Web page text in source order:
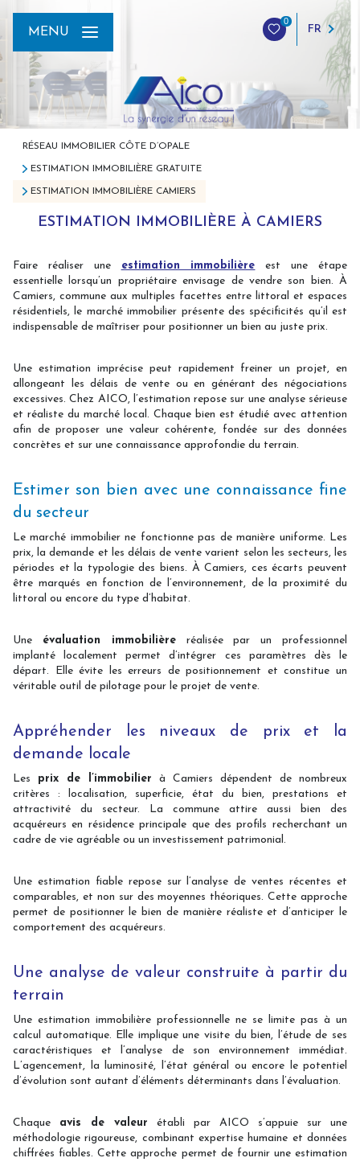
0
FR
MENU
RÉSEAU IMMOBILIER CÔTE D’OPALE
ESTIMATION IMMOBILIÈRE GRATUITE
ESTIMATION IMMOBILIÈRE CAMIERS
ESTIMATION IMMOBILIÈRE À CAMIERS
Faire réaliser une estimation immobilière est une étape
essentielle lorsqu’un propriétaire envisage de vendre son bien. À
Camiers, commune aux multiples facettes entre littoral et espaces
résidentiels, le marché immobilier présente des spécificités qu’il est
indispensable de maîtriser pour positionner un bien au juste prix.
Une estimation imprécise peut rapidement freiner un projet, en
allongeant les délais de vente ou en générant des négociations
excessives. Chez AICO, l’estimation repose sur une analyse sérieuse
et réaliste du marché local. Chaque bien est étudié avec attention
afin de proposer une valeur cohérente, fondée sur des données
concrètes et sur une connaissance approfondie du terrain.
Estimer son bien avec une connaissance fine
du secteur
Le marché immobilier ne fonctionne pas de manière uniforme. Les
prix, la demande et les délais de vente varient selon les secteurs, les
périodes et la typologie des biens. À Camiers, ces écarts peuvent
être marqués en fonction de l’environnement, de la proximité du
littoral ou encore du type d’habitat.
Une évaluation immobilièreréalisée par un professionnel
implanté localement permet d’intégrer ces paramètres dès le
départ. Elle évite les erreurs de positionnement et constitue un
véritable outil de pilotage pour le projet de vente.
Appréhender les niveaux de prix et la
demande locale
Les prix de l’immobilier à Camiers dépendent de nombreux
critères : localisation, superficie, état du bien, prestations et
attractivité du secteur. La commune attire aussi bien des
acquéreurs en résidence principale que des profils recherchant un
cadre de vie agréable ou un investissement patrimonial.
Une estimation fiable repose sur l’analyse de ventes récentes et
comparables, et non sur des moyennes théoriques. Cette approche
permet de positionner le bien de manière réaliste et d’anticiper le
comportement des acquéreurs.
Une analyse de valeur construite à partir du
terrain
Une estimation immobilière professionnelle ne se limite pas à un
calcul automatique. Elle implique une visite du bien, l’étude de ses
caractéristiques et l’analyse de son environnement immédiat.
L’agencement, la luminosité, l’état général ou encore le potentiel
d’évolution sont autant d’éléments déterminants dans l’évaluation.
Chaque avis de valeur établi par AICO s’appuie sur une
méthodologie rigoureuse, combinant expertise humaine et données
chiffrées fiables. Cette approche permet de fournir une estimation